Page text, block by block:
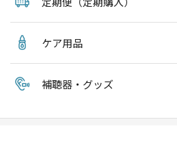
ケア用品
補聴器・グッズ